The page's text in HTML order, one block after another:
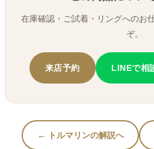
在庫確認・ご試着・リングへのお
ぞ。
来店予約 LINEで相
← トルマリンの解説へ